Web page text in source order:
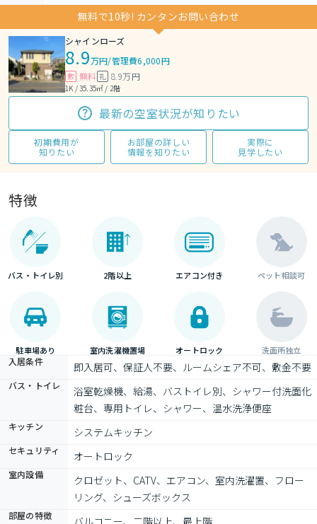
無料で10秒! カンタンお問い合わせ
シャインローズ
8.9万円/管理費6,000円
敷 無料 礼 8.9万円
1K / 35.35㎡ / 2階
最新の空室状況が知りたい
初期費用が
知りたい
お部屋の詳しい
情報を知りたい
実際に
見学したい
特徴
バス・トイレ別 2階以上 エアコン付き ペット相談可
駐車場あり 室内洗濯機置場 オートロック 洗面所独立
入居条件 即入居可、保証人不要、ルームシェア不可、敷金不要
バス・トイレ
浴室乾燥機、給湯、バストイレ別、シャワー付洗面化
粧台、専用トイレ、シャワー、温水洗浄便座
キッチン システムキッチン
セキュリティ オートロック
室内設備
クロゼット、CATV、エアコン、室内洗濯置、フロー
リング、シューズボックス
部屋の特徴 バルコニー、二階以上、最上階